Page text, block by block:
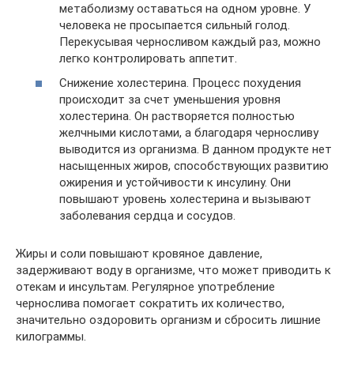
метаболизму оставаться на одном уровне. У
человека не просыпается сильный голод.
Перекусывая черносливом каждый раз, можно
легко контролировать аппетит.
Снижение холестерина. Процесс похудения
происходит за счет уменьшения уровня
холестерина. Он растворяется полностью
желчными кислотами, а благодаря черносливу
выводится из организма. В данном продукте нет
насыщенных жиров, способствующих развитию
ожирения и устойчивости к инсулину. Они
повышают уровень холестерина и вызывают
заболевания сердца и сосудов.
Жиры и соли повышают кровяное давление,
задерживают воду в организме, что может приводить к
отекам и инсультам. Регулярное употребление
чернослива помогает сократить их количество,
значительно оздоровить организм и сбросить лишние
килограммы.